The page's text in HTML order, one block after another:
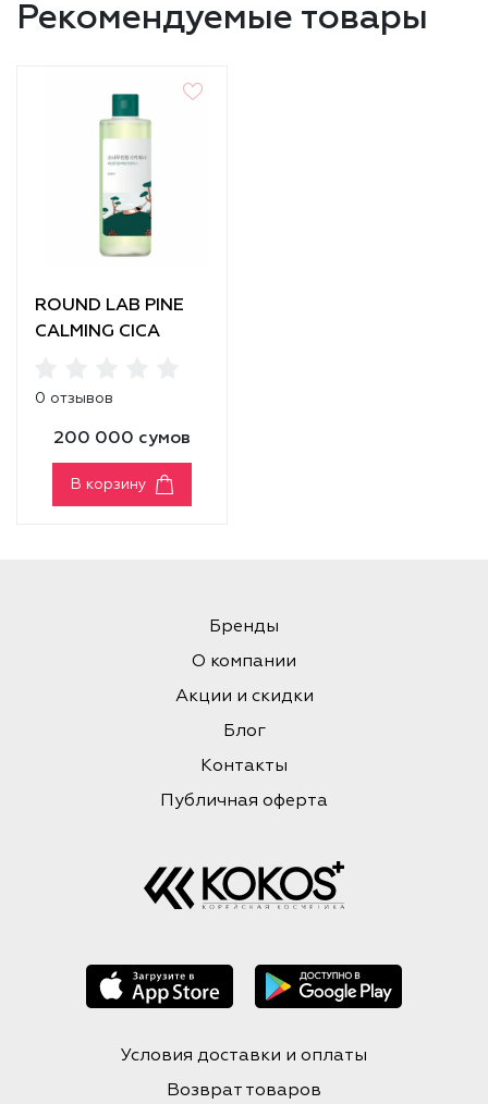
Рекомендуемые товары
ROUND LAB PINE
СALMING CICA
0 отзывов
200 000 сумов
В корзину
Бренды
О компании
Акции и скидки
Блог
Контакты
Публичная оферта
Условия доставки и оплаты
Возврат товаров